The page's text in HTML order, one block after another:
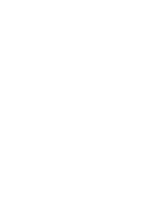
Keine Sorge, wie
Am Besten
Einmal
Keine neuen
Die Anmeldung
Am Termin keine